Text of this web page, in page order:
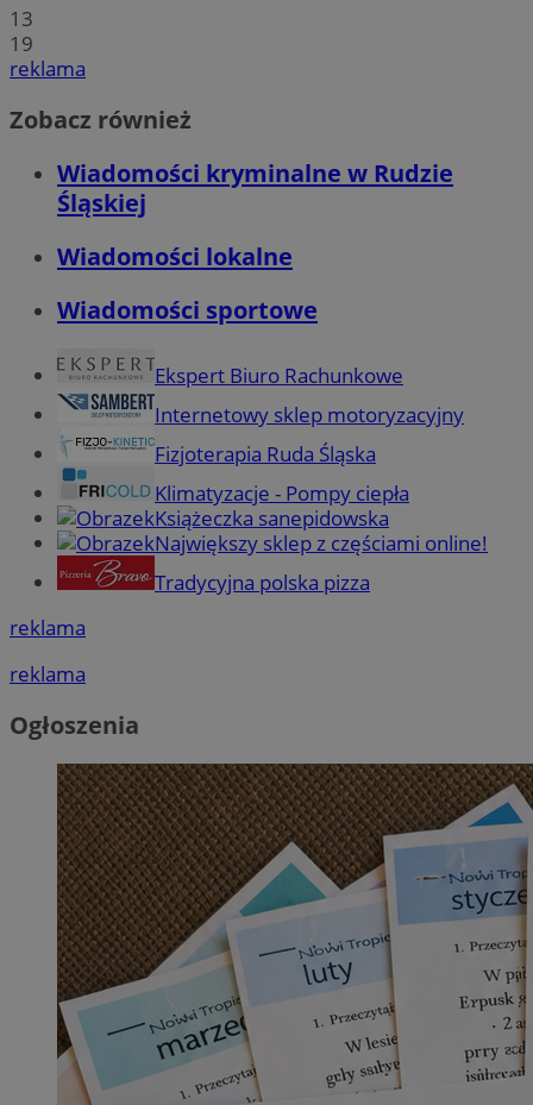
13
19
reklama
Zobacz również
Wiadomości kryminalne w Rudzie
Śląskiej
Wiadomości lokalne
Wiadomości sportowe
Ekspert Biuro Rachunkowe
Internetowy sklep motoryzacyjny
Fizjoterapia Ruda Śląska
Klimatyzacje - Pompy ciepła
Książeczka sanepidowska
Największy sklep z częściami online!
Tradycyjna polska pizza
reklama
reklama
Ogłoszenia